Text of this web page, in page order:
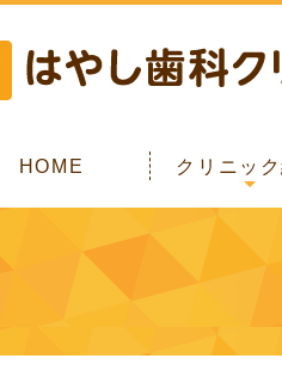
HOME クリニッ
当院の概
アクセス
院内写真
求人情報
施設基準